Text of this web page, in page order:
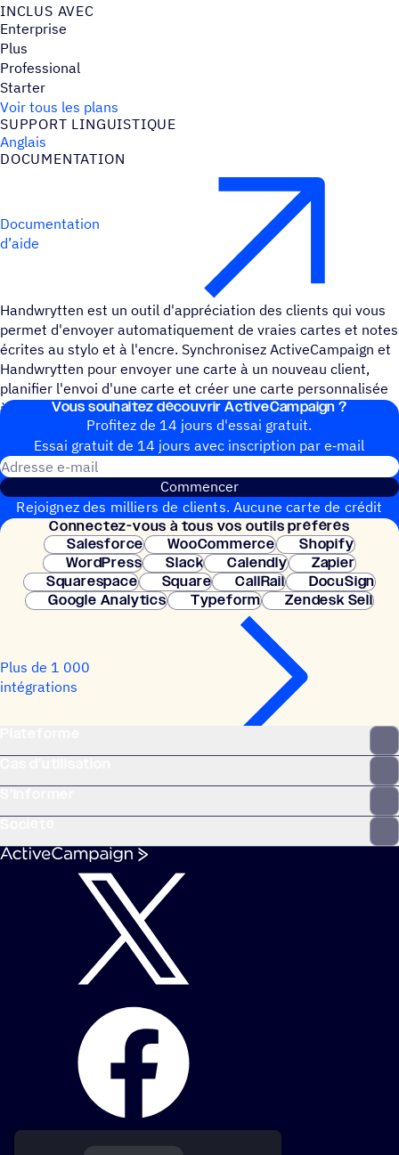
INCLUS AVEC
Enterprise
Plus
Professional
Starter
Voir tous les plans
SUPPORT LINGUIS­TIQUE
Anglais
DOCU­MEN­TA­TION
Documentation
d’aide
Handwrytten est un outil d'appréciation des clients qui vous
permet d'envoyer automatiquement de vraies cartes et notes
écrites au stylo et à l'encre. Synchronisez ActiveCampaign et
Handwrytten pour envoyer une carte à un nouveau client,
planifier l'envoi d'une carte et créer une carte personnalisée
à l'aide d'images, de polices et de logos spécifiques.
Vous souhai­tez découvrir ActiveCampaign ?
Profitez de 14 jours d'essai gratuit.
Essai gratuit de 14 jours avec inscrip­tion par e‑mail
Commencer
Rejoignez des milliers de clients. Aucune carte de crédit
nécessaire. Configuration instantanée.
Connec­tez-vous à tous vos outils préférés
Salesforce
WooCommerce
Shopify
WordPress
Slack Calendly
Zapier
Squarespace
Square CallRail
DocuSign
Google Analytics
Typeform Zendesk Sell
Plus de 1 000
intégrations